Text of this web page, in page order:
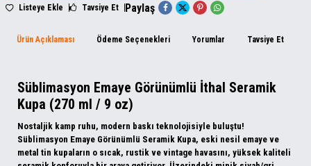
Listeye Ekle Tavsiye Et Paylaş
Ürün Açıklaması Ödeme Seçenekleri Yorumlar Tavsiye Et
Süblimasyon Emaye Görünümlü İthal Seramik
Kupa (270 ml / 9 oz)
Nostaljik kamp ruhu, modern baskı teknolojisiyle buluştu!
Süblimasyon Emaye Görünümlü Seramik Kupa, eski nesil emaye ve
metal tin kupaların o sıcak, rustik ve vintage havasını, yüksek kaliteli